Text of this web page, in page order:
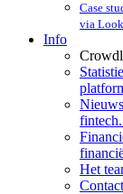
Case
via
Info
Nieuws
Het
Contact